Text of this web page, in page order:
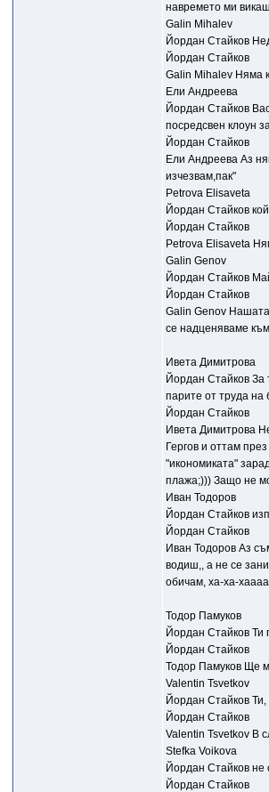
навремето ми
Galin Mihalev
Йордан Стайков
Йордан Стайков
Galin Mihalev Няма
Ели Андреева
Йордан Стайков
посредсвен клоун
Йордан Стайков
Ели Андреева Аз
изчезвам,пак"
Petrova Elisaveta
Йордан Стайков
Йордан Стайков
Petrova Elisaveta
Galin Genov
Йордан Стайков
Йордан Стайков
Galin Genov
се надценяваме
Ивета Димитрова
Йордан Стайков За
парите от труда на
Йордан Стайков
Ивета Димитрова
Гергов и оттам
"икономиката"
плажа;))) Защо не
Иван Тодоров
Йордан Стайков
Йордан Стайков
Иван Тодоров Аз
водиш,, а не се
обичам, ха-ха-
Тодор Памуков
Йордан Стайков Ти
Йордан Стайков
Тодор Памуков Ще
Valentin Tsvetkov
Йордан Стайков
Йордан Стайков
Valentin Tsvetkov В
Stefka Voikova
Йордан Стайков не
Йордан Стайков